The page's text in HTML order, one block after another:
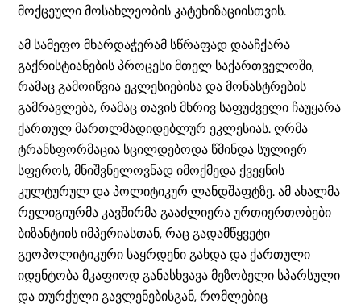
მოქცეული მოსახლეობის კატეხიზაციისთვის.
ამ სამეფო მხარდაჭერამ სწრაფად დააჩქარა
გაქრისტიანების პროცესი მთელ საქართველოში,
რამაც გამოიწვია ეკლესიებისა და მონასტრების
გამრავლება, რამაც თავის მხრივ საფუძველი ჩაუყარა
ქართულ მართლმადიდებლურ ეკლესიას. ღრმა
ტრანსფორმაცია სცილდებოდა წმინდა სულიერ
სფეროს, მნიშვნელოვნად იმოქმედა ქვეყნის
კულტურულ და პოლიტიკურ ლანდშაფტზე. ამ ახალმა
რელიგიურმა კავშირმა გააძლიერა ურთიერთობები
ბიზანტიის იმპერიასთან, რაც გადამწყვეტი
გეოპოლიტიკური საყრდენი გახდა და ქართული
იდენტობა მკაფიოდ განასხვავა მეზობელი სპარსული
და თურქული გავლენებისგან, რომლებიც